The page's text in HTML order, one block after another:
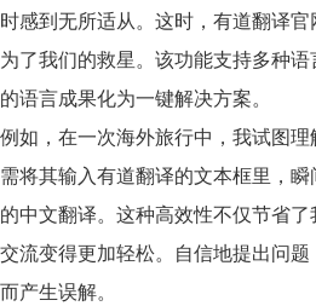
时感到无所适从。这时，有道翻译官
为了我们的救星。该功能支持多种
的语言成果化为一键解决方案。
例如，在一次海外旅行中，我试图
需将其输入有道翻译的文本框里，
的中文翻译。这种高效性不仅节省
交流变得更加轻松。自信地提出问
而产生误解。